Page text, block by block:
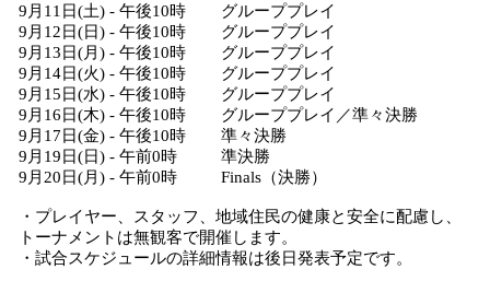
9月11日(土) - 午後10時 グループプレイ
9月12日(日) - 午後10時 グループプレイ
9月13日(月) - 午後10時 グループプレイ
9月14日(火) - 午後10時 グループプレイ
9月15日(水) - 午後10時 グループプレイ
9月16日(木) - 午後10時 グループプレイ／準々決勝
9月17日(金) - 午後10時 準々決勝
9月19日(日) - 午前0時 準決勝
9月20日(月) - 午前0時 Finals（決勝）
・プレイヤー、スタッフ、地域住民の健康と安全に配慮し、
トーナメントは無観客で開催します。
・試合スケジュールの詳細情報は後日発表予定です。